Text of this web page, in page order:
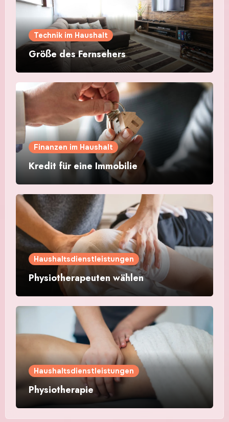
Technik im Haushalt
Größe des Fernsehers
Finanzen im Haushalt
Kredit für eine Immobilie
Haushaltsdienstleistungen
Physiotherapeuten wählen
Haushaltsdienstleistungen
Physiotherapie